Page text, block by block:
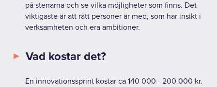
på stenarna och se vilka möjligheter som finns. Det
viktigaste är att rätt personer är med, som har insikt i
verksamheten och era ambitioner.
Vad kostar det?
En innovationssprint kostar ca 140 000 - 200 000 kr.